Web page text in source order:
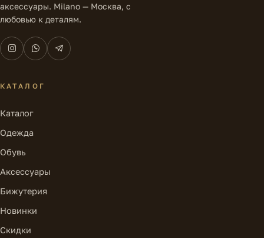
аксессуары. Milano — Москва, с
любовью к деталям.
КАТАЛОГ
Каталог
Одежда
Обувь
Аксессуары
Бижутерия
Новинки
Скидки